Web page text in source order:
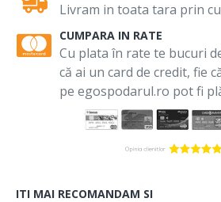
Livram in toata tara prin
CUMPARA IN RATE
Cu plata în rate te bucuri
că ai un card de credit, fie
pe egospodarul.ro pot fi
ITI MAI RECOMANDAM SI